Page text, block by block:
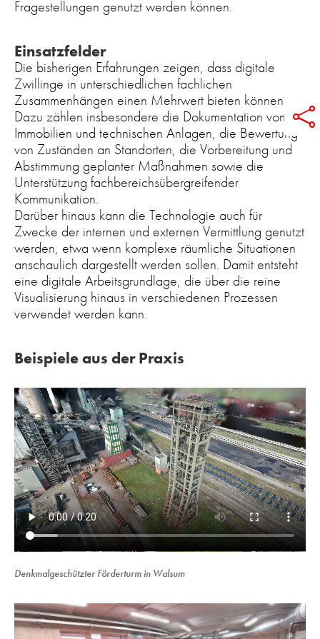

Fragestellungen genutzt werden können.
Einsatzfelder
Die bisherigen Erfahrungen zeigen, dass digitale
Zwillinge in unterschiedlichen fachlichen
Zusammenhängen einen Mehrwert bieten können.
Dazu zählen insbesondere die Dokumentation von
Immobilien und technischen Anlagen, die Bewertung
von Zuständen an Standorten, die Vorbereitung und
Abstimmung geplanter Maßnahmen sowie die
Unterstützung fachbereichsübergreifender
Kommunikation.
Darüber hinaus kann die Technologie auch für
Zwecke der internen und externen Vermittlung genutzt
werden, etwa wenn komplexe räumliche Situationen
anschaulich dargestellt werden sollen. Damit entsteht
eine digitale Arbeitsgrundlage, die über die reine
Visualisierung hinaus in verschiedenen Prozessen
verwendet werden kann.
Beispiele aus der Praxis
Denkmalgeschützter Förderturm in Walsum